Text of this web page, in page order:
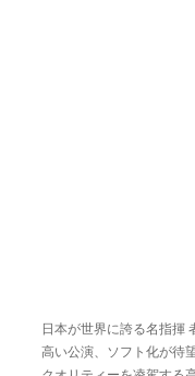
日本が世界に誇る名指揮
高い公演、ソフト化が待